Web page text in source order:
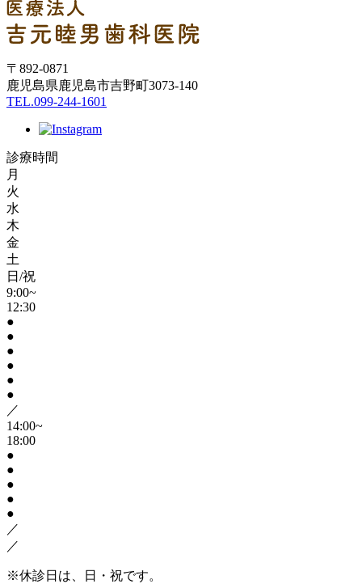
〒892-0871
鹿児島県鹿児島市吉野町3073-140
TEL.099-244-1601
診療時間
月
火
水
木
金
土
日/祝
9:00~
12:30
●
●
●
●
●
●
／
14:00~
18:00
●
●
●
●
●
／
／
※休診日は、日・祝です。